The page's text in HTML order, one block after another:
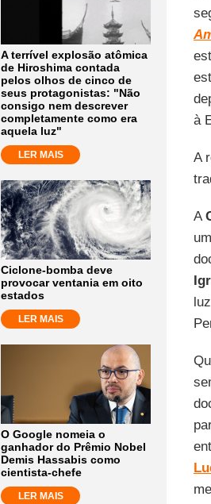
A terrível explosão atômica
de Hiroshima contada
pelos olhos de cinco de
seus protagonistas: "Não
consigo nem descrever
completamente como era
aquela luz"
LER MAIS
Ciclone-bomba deve
provocar ventania em oito
estados
LER MAIS
O Google nomeia o
ganhador do Prêmio Nobel
Demis Hassabis como
cientista-chefe
LER MAIS
à
A
A